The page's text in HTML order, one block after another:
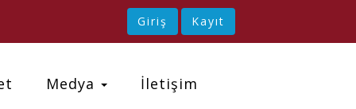
Giriş Kayıt
Medya İletişim